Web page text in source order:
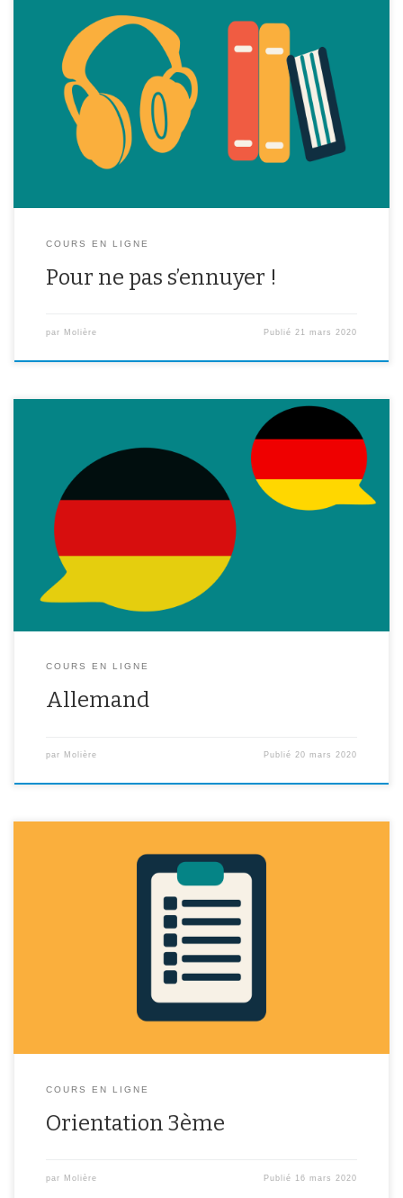
Voici une sélection de sites et de liens qui vous permettent
d’accéder gratuitement à de la lecture, des films, des jeux pour
faire passer le temps ! Profitez-en ! Des BD en ligne gratuites et
complètes : * 10 BD offertes à lire en ligne (Boule et Bill, Pico
Bogue, […]
COURS EN LIGNE
Pour ne pas s’ennuyer !
par Molière Publié 21 mars 2020
Voici les liens Padlets pour les classes de Mme Petit : 6ème :
https://padlet.com/veronique_petit74/uvldnhgi35yo5ème :
https://padlet.com/vero_petit/thbi6gqwpmsg 4ème :
https://padlet.com/veronique_petit74/8dn220vuyeab3ème :
https://padlet.com/veronique_petit74/w5ufwiwrgvq3 Pour les
cours d’allemand je publierai tous les documents à destination des
élèves sur les liens padlet ( un lien par niveau) que vous
trouverez ci-dessus. Chaque semaine, de […]
COURS EN LIGNE
Allemand
par Molière Publié20 mars 2020
Pour les élèves de 3ème, voici les différents sites où vous pouvez
http://www.onisep.fr/ https://www.cidj.com http://www.secondes-
premieres2019-2020.fr http://www.nouvelle-voiepro.fr
https://www.oriane.info/ Vous trouverez également ci dessus la
brochure 2020 orientation 3ème qui vient de paraître sur le site
Onisep. Elle vous renseigne sur les formations générales et
COURS EN LIGNE
Orientation 3ème
par Molière Publié 16 mars 2020